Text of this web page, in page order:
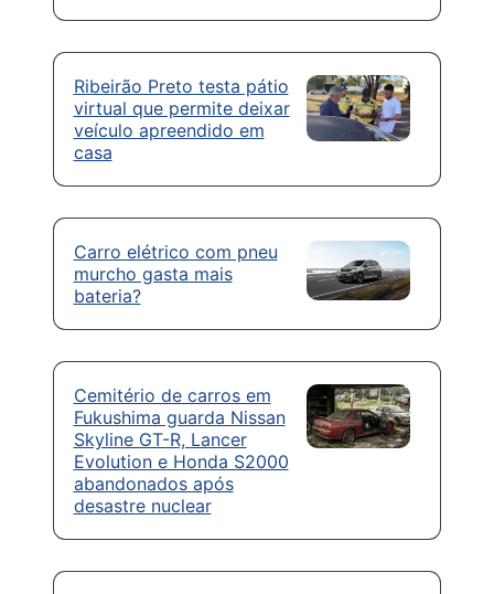
Ribeirão Preto testa pátio
virtual que permite deixar
veículo apreendido em
casa
Carro elétrico com pneu
murcho gasta mais
bateria?
Cemitério de carros em
Fukushima guarda Nissan
Skyline GT-R, Lancer
Evolution e Honda S2000
abandonados após
desastre nuclear